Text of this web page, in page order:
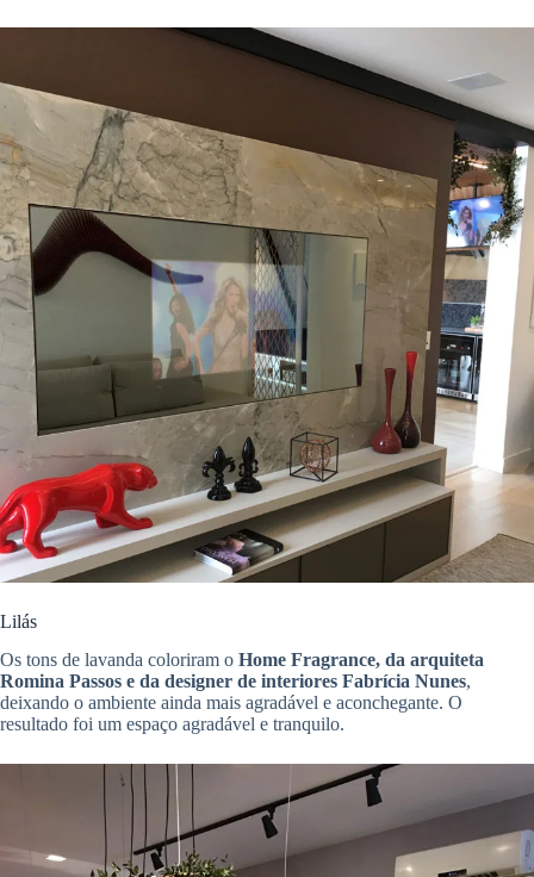
Lilás
Os tons de lavanda coloriram o Home Fragrance, da arquiteta
Romina Passos e da designer de interiores Fabrícia Nunes,
deixando o ambiente ainda mais agradável e aconchegante. O
resultado foi um espaço agradável e tranquilo.